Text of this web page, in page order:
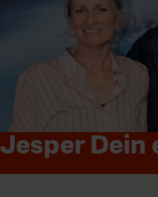
Jesper Dein